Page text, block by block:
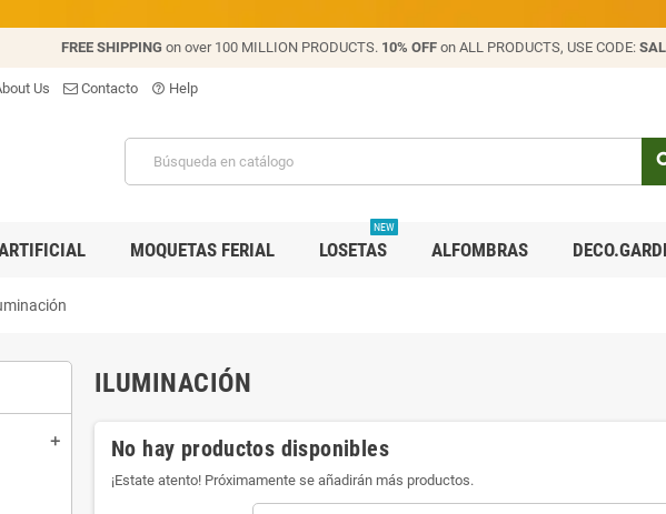
FREE SHIPPING on over 100 MILLION PRODUCTS. 10% OFF on ALL PRODUCTS, USE CODE:
Us Contacto help_outline Help
MOQUETAS FERIAL LOSETAS
NEW
ALFOMBRAS
add
ILUMINACIÓN
No hay productos disponibles
¡Estate atento! Próximamente se añadirán más productos.